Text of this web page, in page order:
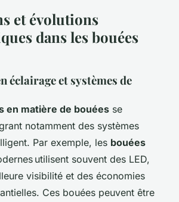
et évolutions
dans les bouées
éclairage et systèmes de
en matière de bouées se
notamment des systèmes
Par exemple, les bouées
utilisent souvent des LED,
visibilité et des économies
Ces bouées peuvent être